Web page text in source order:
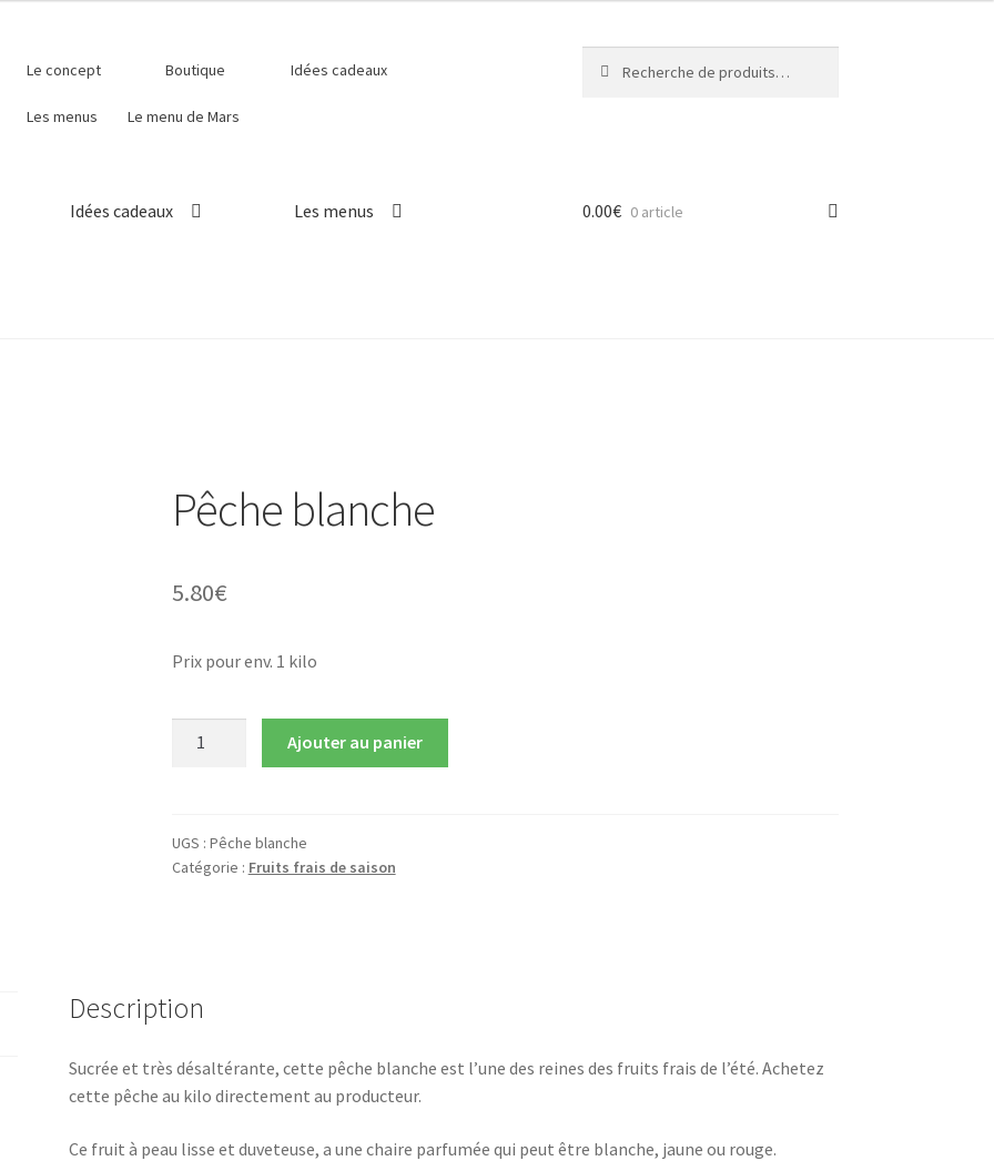
Le concept Boutique Idées cadeaux
Les menus Le menu de Mars
pour :
Idées cadeaux Les menus 0.00€ 0 article
Pêche blanche
5.80€
Prix pour env. 1 kilo
Ajouter au panier
UGS : Pêche blanche
Catégorie : Fruits frais de saison
Description
Sucrée et très désaltérante, cette pêche blanche est l’une des reines des fruits frais de l’été. Achetez
cette pêche au kilo directement au producteur.
Ce fruit à peau lisse et duveteuse, a une chaire parfumée qui peut être blanche, jaune ou rouge.